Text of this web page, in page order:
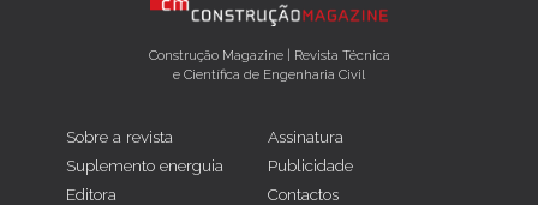
Construção Magazine | Revista Técnica
e Científica de Engenharia Civil
Sobre a revista
Suplemento energuia
Editora
Assinatura
Publicidade
Contactos